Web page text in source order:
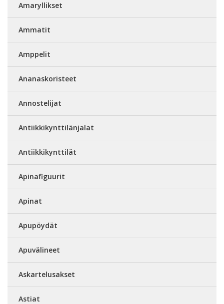
Amaryllikset
Ammatit
Amppelit
Ananaskoristeet
Annostelijat
Antiikkikynttilänjalat
Antiikkikynttilät
Apinafiguurit
Apinat
Apupöydät
Apuvälineet
Askartelusakset
Astiat